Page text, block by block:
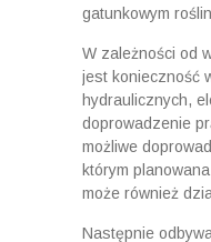
gatunkowym
W zależności od
jest konieczność
hydraulicznych,
doprowadzenie
możliwe
którym
może również
Następnie